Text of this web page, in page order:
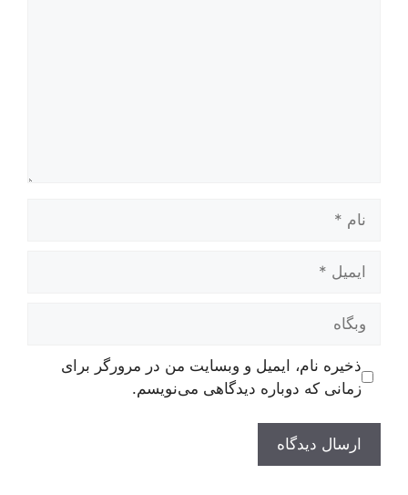
وبگاه
ذخیره نام، ایمیل و وبسایت من در مرورگر برای
زمانی که دوباره دیدگاهی می‌نویسم.